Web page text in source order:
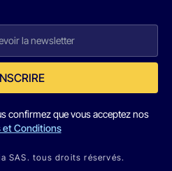
confirmez que vous acceptez nos
et Conditions
SAS. tous droits réservés.